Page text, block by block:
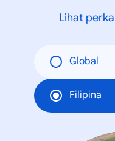
Lihat
Global
Filipina